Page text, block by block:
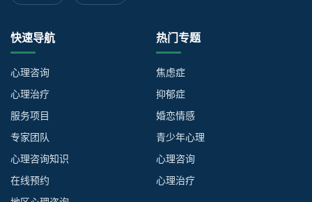
快速导航
心理咨询
心理治疗
服务项目
专家团队
心理咨询知识
在线预约
热门专题
焦虑症
抑郁症
婚恋情感
青少年心理
心理咨询
心理治疗